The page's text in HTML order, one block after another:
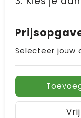
Selecteer jouw